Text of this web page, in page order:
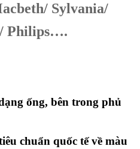
Sylvania/
Philips….
ống, bên trong phủ
chuẩn quốc tế về màu